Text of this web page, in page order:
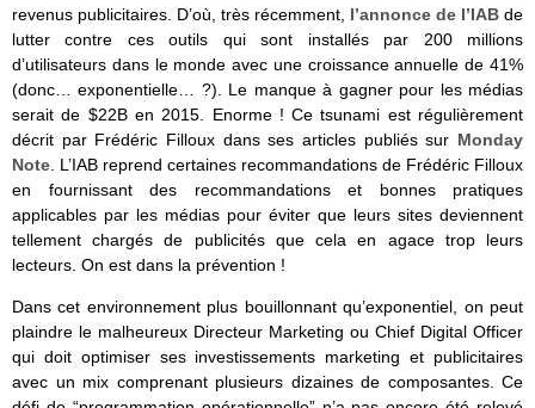
revenus publicitaires. D’où, très récemment, l’annonce de l’IAB de
lutter contre ces outils qui sont installés par 200 millions
d’utilisateurs dans le monde avec une croissance annuelle de 41%
(donc… exponentielle… ?). Le manque à gagner pour les médias
serait de $22B en 2015. Enorme ! Ce tsunami est régulièrement
décrit par Frédéric Filloux dans ses articles publiés sur Monday
Note . L’IAB reprend certaines recommandations de Frédéric Filloux
en fournissant des recommandations et bonnes pratiques
applicables par les médias pour éviter que leurs sites deviennent
tellement chargés de publicités que cela en agace trop leurs
lecteurs. On est dans la prévention !
Dans cet environnement plus bouillonnant qu’exponentiel, on peut
plaindre le malheureux Directeur Marketing ou Chief Digital Officer
qui doit optimiser ses investissements marketing et publicitaires
avec un mix comprenant plusieurs dizaines de composantes. Ce